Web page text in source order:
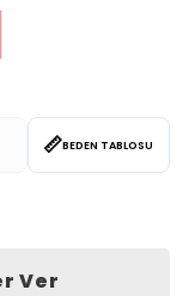
📏BEDEN TABLOSU
Ver